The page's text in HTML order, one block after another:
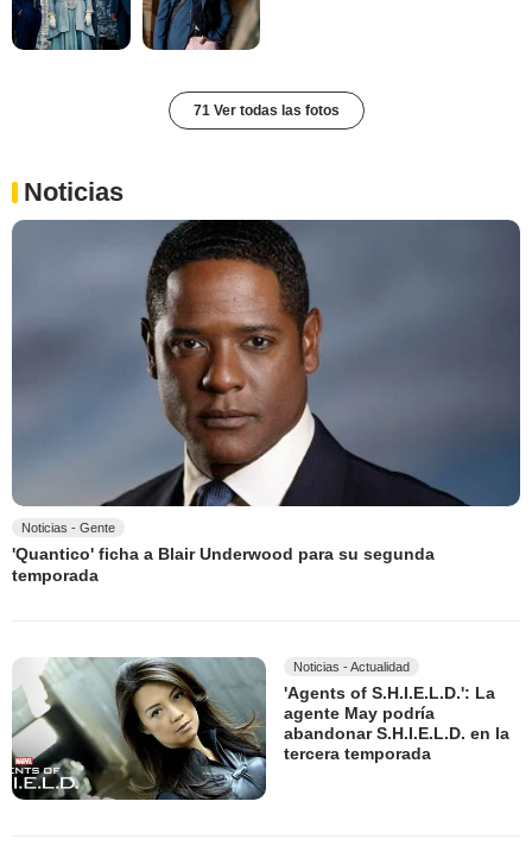
71 Ver todas las fotos
Noticias
Noticias - Gente
'Quantico' ficha a Blair Underwood para su segunda
temporada
Noticias - Actualidad
'Agents of S.H.I.E.L.D.': La
agente May podría
abandonar S.H.I.E.L.D. en la
tercera temporada